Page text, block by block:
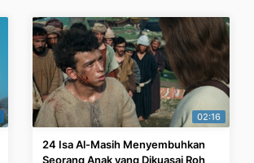
02:16
24 Isa Al-Masih Menyembuhkan
Seorang Anak yang Dikuasai Roh